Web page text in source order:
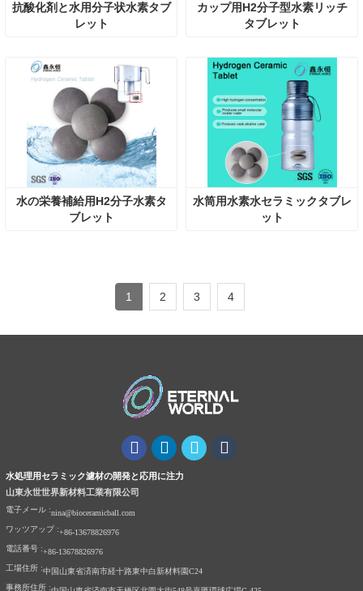
抗酸化剤と水用分子状水素タブ
レット
カップ用H2分子型水素リッチ
タブレット
水の栄養補給用H2分子水素タ
ブレット
水筒用水素水セラミックタブレ
ット
1 2 3 4
水処理用セラミック濾材の開発と応用に注力
山東永世世界新材料工業有限公司
電子メール :nina@bioceramicball.com
ワッツアップ :+86-13678826976
電話番号 :+86-13678826976
工場住所 :中国山東省済南市経十路東中白新材料園C24
事務所住所 :